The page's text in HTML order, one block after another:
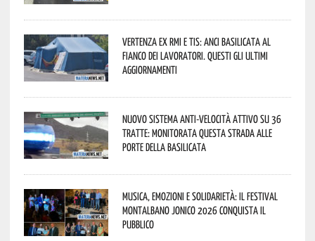
Vertenza ex RMI e TIS: ANCI Basilicata al
fianco dei lavoratori. Questi gli ultimi
aggiornamenti
Nuovo sistema anti-velocità attivo su 36
tratte: monitorata questa strada alle
porte della Basilicata
Musica, emozioni e solidarietà: il Festival
Montalbano Jonico 2026 conquista il
pubblico